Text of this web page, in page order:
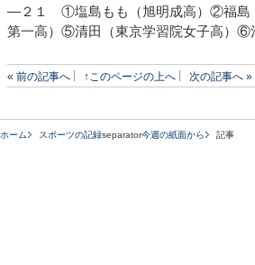
―２１ ①塩島もも（旭明成高）②福島
第一高）⑤清田（東京学習院女子高）⑥
« 前の記事へ ↑このページの上へ 次の記事へ »
ホーム スポーツの記録separator今週の紙面から 記事